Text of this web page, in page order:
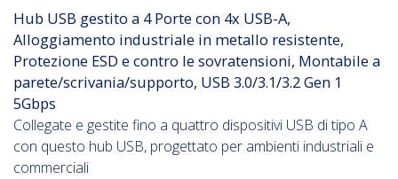
Hub USB gestito a 4 Porte con 4x USB-A,
Alloggiamento industriale in metallo resistente,
Protezione ESD e contro le sovratensioni, Montabile a
parete/scrivania/supporto, USB 3.0/3.1/3.2 Gen 1
5Gbps
Collegate e gestite fino a quattro dispositivi USB di tipo A
con questo hub USB, progettato per ambienti industriali e
commerciali